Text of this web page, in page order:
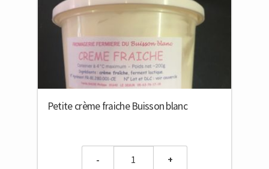
Petite crème fraiche Buisson blanc